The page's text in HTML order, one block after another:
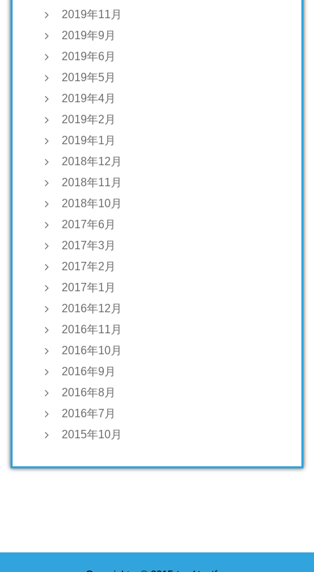
2019年11月
2019年9月
2019年6月
2019年5月
2019年4月
2019年2月
2019年1月
2018年12月
2018年11月
2018年10月
2017年6月
2017年3月
2017年2月
2017年1月
2016年12月
2016年11月
2016年10月
2016年9月
2016年8月
2016年7月
2015年10月